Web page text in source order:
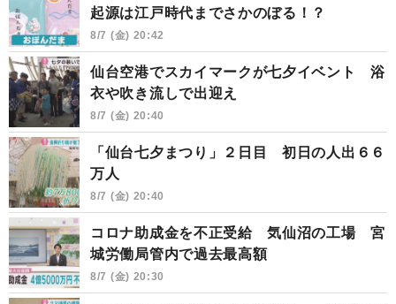
起源は江戸時代までさかのぼる！？
8/7 (金) 20:42
仙台空港でスカイマークが七夕イベント 浴
衣や吹き流しで出迎え
8/7 (金) 20:40
「仙台七夕まつり」２日目 初日の人出６６
万人
8/7 (金) 20:40
コロナ助成金を不正受給 気仙沼の工場 宮
城労働局管内で過去最高額
8/7 (金) 20:30